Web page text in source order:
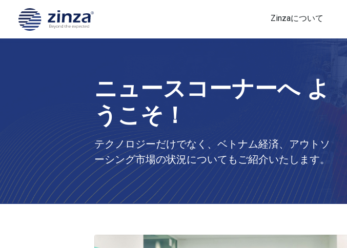
Zinzaについて
ニュースコーナーへ よ
うこそ！
テクノロジーだけでなく、ベトナム経済、アウトソ
ーシング市場の状況についてもご紹介いたします。